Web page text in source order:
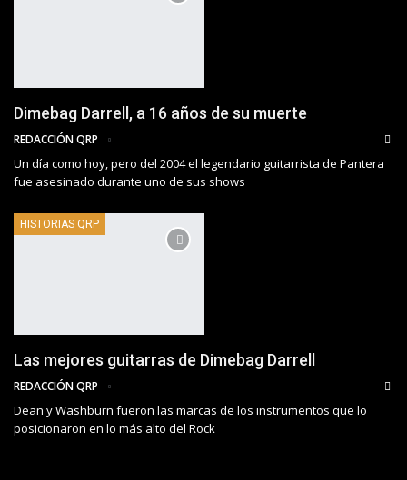
Dimebag Darrell, a 16 años de su muerte
REDACCIÓN QRP
Un día como hoy, pero del 2004 el legendario guitarrista de Pantera
fue asesinado durante uno de sus shows
HISTORIAS QRP
Las mejores guitarras de Dimebag Darrell
REDACCIÓN QRP
Dean y Washburn fueron las marcas de los instrumentos que lo
posicionaron en lo más alto del Rock